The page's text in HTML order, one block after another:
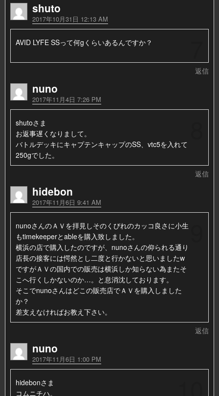
shuto
2017年10月31日 12:13 AM
AVID LYFE SSって何gくらいあるんですか？
返信
nuno
2017年11月4日 7:26 PM
shutoさま
お返事遅くなりまして。
バトルデッキにキャプテンキャップのSS、vtc5を入れて
250gでした。
返信
hidebon
2017年11月6日 9:41 AM
nunoさんのＡＶを拝見しそのくびれのカッコ良さに小生
もtimekeeperとableを購入致しました。
横浜の店で購入したのですが、nunoさんの仰られる通り
店長の接客には愕然とし二度と行かないと思いましたw
ですがＡＶの国内での販売は横浜しか知らない為またそ
こへ行くしかないのか…。と息消沈しております。
そこでnunoさんはどこの販売店でＡＶを購入しました
か？
差支えなければお教え下さい。
返信
nuno
2017年11月6日 1:00 PM
hidebonさま
コムニチハ。